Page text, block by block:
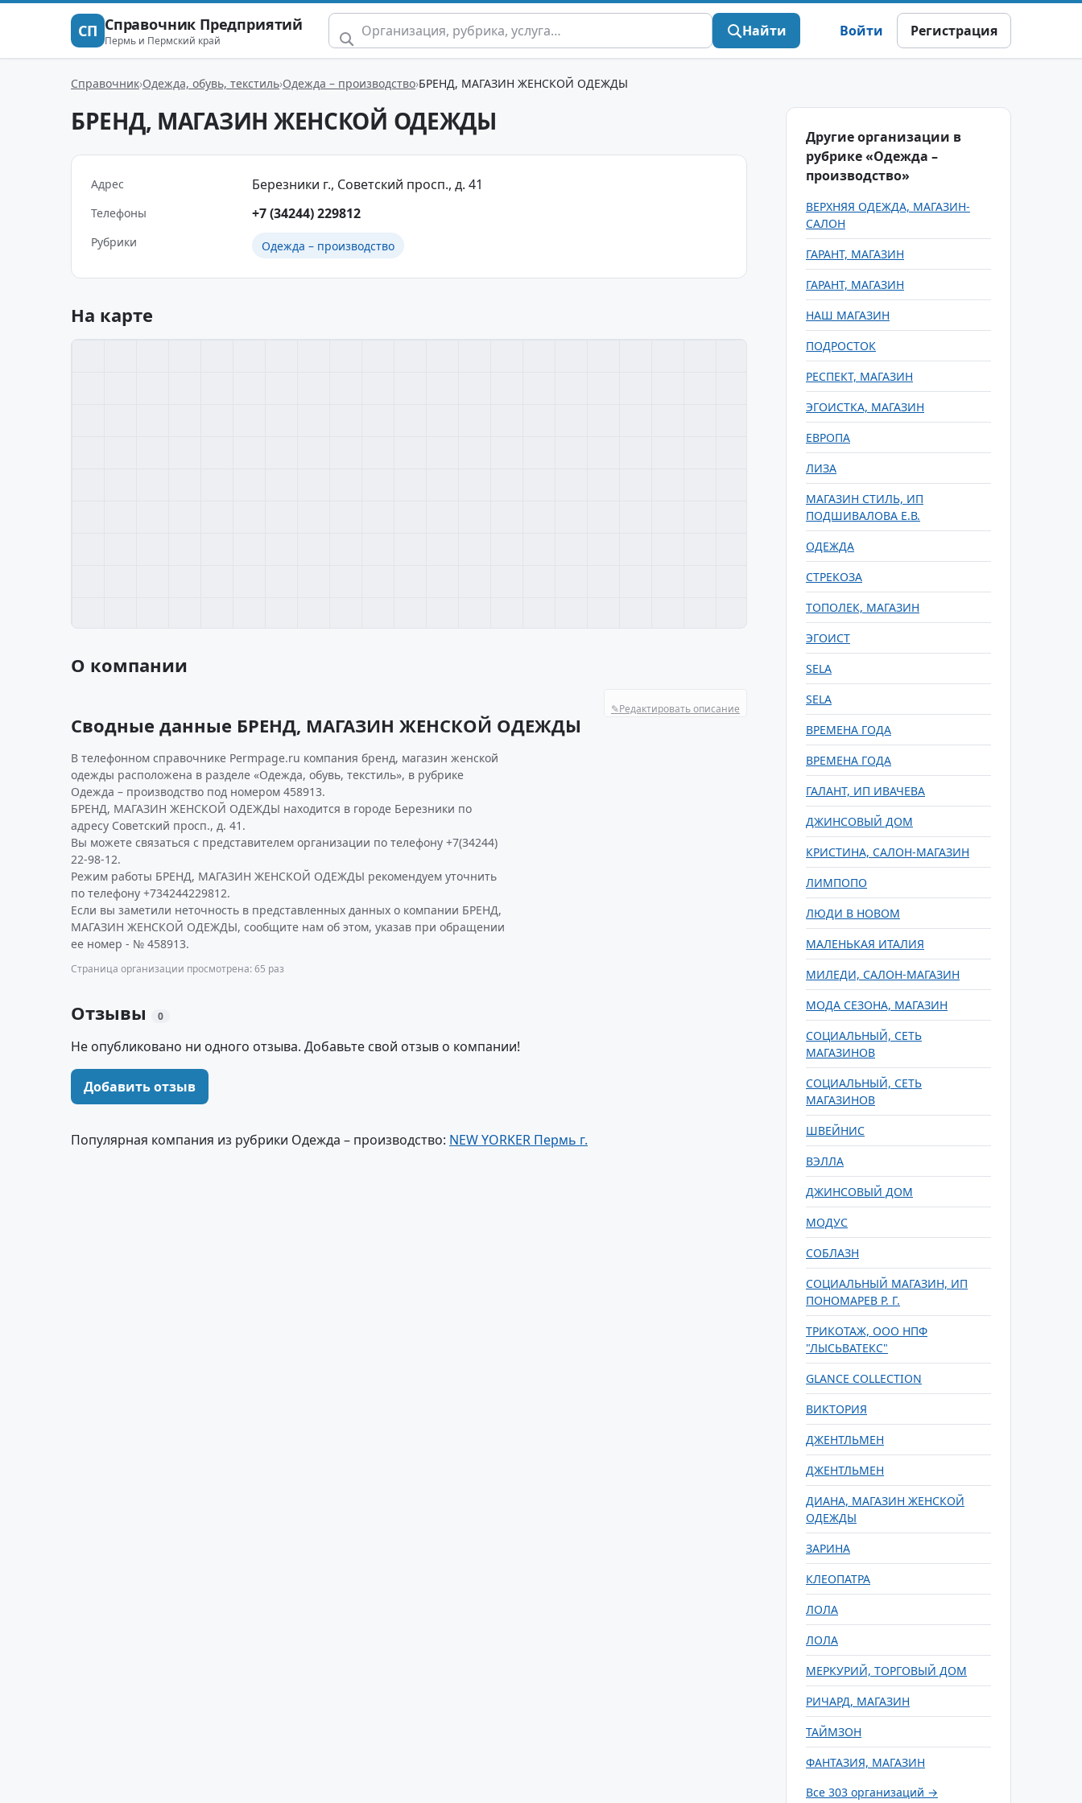
СП Справочник Предприятий
Пермь и Пермский край
Найти Войти Регистрация
Справочник Одежда, обувь, текстиль Одежда – производство БРЕНД, МАГАЗИН ЖЕНСКОЙ ОДЕЖДЫ
БРЕНД, МАГАЗИН ЖЕНСКОЙ ОДЕЖДЫ
Адрес Березники г., Советский просп., д. 41
Телефоны +7 (34244) 229812
Рубрики Одежда – производство
На карте
О компании
✎Редактировать описание
Сводные данные БРЕНД, МАГАЗИН ЖЕНСКОЙ ОДЕЖДЫ
В телефонном справочнике Permpage.ru компания бренд, магазин женской
одежды расположена в разделе «Одежда, обувь, текстиль», в рубрике
Одежда – производство под номером 458913.
БРЕНД, МАГАЗИН ЖЕНСКОЙ ОДЕЖДЫ находится в городе Березники по
адресу Советский просп., д. 41.
Вы можете связаться с представителем организации по телефону +7(34244)
22-98-12.
Режим работы БРЕНД, МАГАЗИН ЖЕНСКОЙ ОДЕЖДЫ рекомендуем уточнить
по телефону +734244229812.
Если вы заметили неточность в представленных данных о компании БРЕНД,
МАГАЗИН ЖЕНСКОЙ ОДЕЖДЫ, сообщите нам об этом, указав при обращении
ее номер - № 458913.
Страница организации просмотрена: 65 раз
Отзывы 0
Не опубликовано ни одного отзыва. Добавьте свой отзыв о компании!
Добавить отзыв
Популярная компания из рубрики Одежда – производство: NEW YORKER Пермь г.
Другие организации в
рубрике «Одежда –
производство»
ВЕРХНЯЯ ОДЕЖДА, МАГАЗИН-
САЛОН
ГАРАНТ, МАГАЗИН
ГАРАНТ, МАГАЗИН
НАШ МАГАЗИН
ПОДРОСТОК
РЕСПЕКТ, МАГАЗИН
ЭГОИСТКА, МАГАЗИН
ЕВРОПА
ЛИЗА
МАГАЗИН СТИЛЬ, ИП
ПОДШИВАЛОВА Е.В.
ОДЕЖДА
СТРЕКОЗА
ТОПОЛЕК, МАГАЗИН
ЭГОИСТ
SELA
SELA
ВРЕМЕНА ГОДА
ВРЕМЕНА ГОДА
ГАЛАНТ, ИП ИВАЧЕВА
ДЖИНСОВЫЙ ДОМ
КРИСТИНА, САЛОН-МАГАЗИН
ЛИМПОПО
ЛЮДИ В НОВОМ
МАЛЕНЬКАЯ ИТАЛИЯ
МИЛЕДИ, САЛОН-МАГАЗИН
МОДА СЕЗОНА, МАГАЗИН
СОЦИАЛЬНЫЙ, СЕТЬ
МАГАЗИНОВ
СОЦИАЛЬНЫЙ, СЕТЬ
МАГАЗИНОВ
ШВЕЙНИС
ВЭЛЛА
ДЖИНСОВЫЙ ДОМ
МОДУС
СОБЛАЗН
СОЦИАЛЬНЫЙ МАГАЗИН, ИП
ПОНОМАРЕВ Р. Г.
ТРИКОТАЖ, ООО НПФ
"ЛЫСЬВАТЕКС"
GLANCE COLLECTION
ВИКТОРИЯ
ДЖЕНТЛЬМЕН
ДЖЕНТЛЬМЕН
ДИАНА, МАГАЗИН ЖЕНСКОЙ
ОДЕЖДЫ
ЗАРИНА
КЛЕОПАТРА
ЛОЛА
ЛОЛА
МЕРКУРИЙ, ТОРГОВЫЙ ДОМ
РИЧАРД, МАГАЗИН
ТАЙМЗОН
ФАНТАЗИЯ, МАГАЗИН
Все 303 организаций →